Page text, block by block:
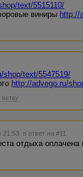
text/5515110/
виниры http://
shop/text/5547519/
http://advego.ru/
21:53 в ответ на #11
отдыха оплачена